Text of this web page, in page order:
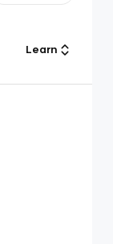
Learn